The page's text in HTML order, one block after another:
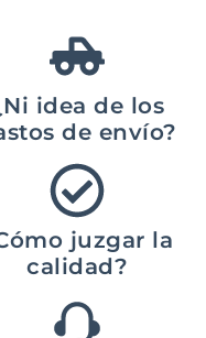
idea de los
de envío?
juzgar la
calidad?